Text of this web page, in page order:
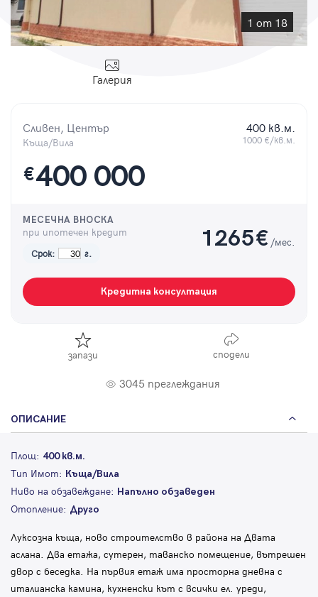
1 от 18
Галерия
Сливен, Център
Къща/Вила
400 кв.м.
1000 €/кв.м.
€400 000
МЕСЕЧНА ВНОСКА
при ипотечен кредит
Срок: г.
1265€ /мес.
Кредитна консултация
запази сподели
3045 преглеждания
ОПИСАНИЕ
Площ: 400 кв.м.
Тип Имот: Къща/Вила
Ниво на обзавеждане: Напълно обзаведен
Отопление: Друго
Луксозна къща, ново строителство в района на Двата
аслана. Два етажа, сутерен, таванско помещение, вътрешен
двор с беседка. На първия етаж има просторна дневна с
италианска камина, кухненски кът с всички ел. уреди,
Парола
Регистрация